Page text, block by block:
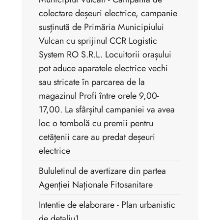
colectare deșeuri electrice, campanie
susținută de Primăria Municipiului
Vulcan cu sprijinul CCR Logistic
System RO S.R.L. Locuitorii orașului
pot aduce aparatele electrice vechi
sau stricate în parcarea de la
magazinul Profi între orele 9,00-
17,00. La sfârșitul campaniei va avea
loc o tombolă cu premii pentru
cetățenii care au predat deșeuri
electrice
Bululetinul de avertizare din partea
Agenției Naționale Fitosanitare
Intentie de elaborare - Plan urbanistic